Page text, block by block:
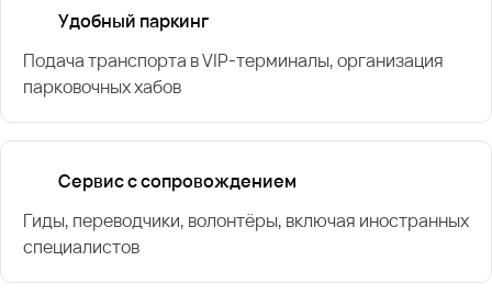
Удобный паркинг
Подача транспорта в VIP-терминалы, организация
парковочных хабов
Сервис с сопровождением
Гиды, переводчики, волонтёры, включая иностранных
специалистов